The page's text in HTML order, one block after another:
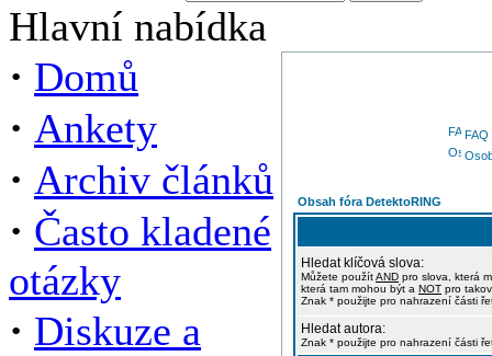
Hlavní nabídka
· Domů
· Ankety
· Archiv článků
· Často kladené
otázky
· Diskuze a
FAQ
Obsah fóra DetektoRING
Hledat klíčová slova:
Můžete použítAND pro slova, která
která tam mohou být a NOT pro
Znak * použijte pro nahrazení části
Hledat autora:
Znak * použijte pro nahrazení části